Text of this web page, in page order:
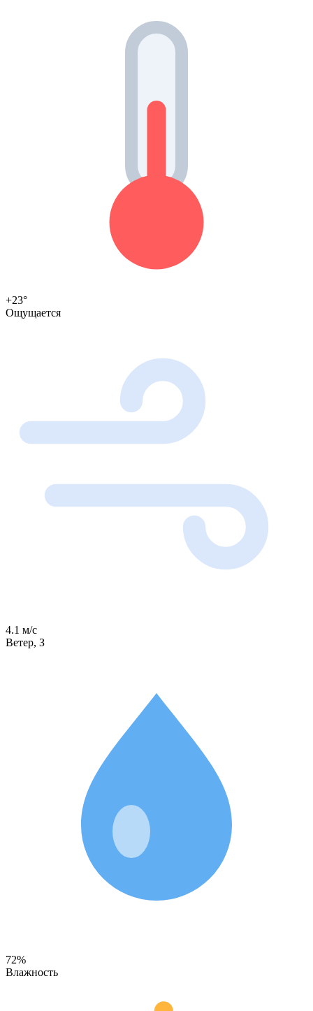
+23°
Ощущается
4.1 м/с
Ветер, З
72%
Влажность